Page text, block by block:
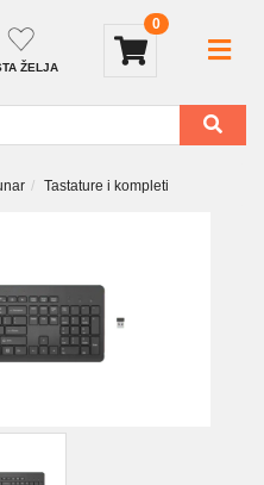
ŽELJA
0
Tastature i kompleti